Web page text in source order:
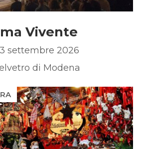
Vivente
settembre 2026
di Modena